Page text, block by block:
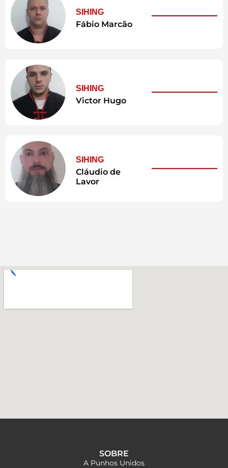
SIHING
Fábio Marcão
SIHING
Victor Hugo
SIHING
Cláudio de
Lavor
SOBRE
A Punhos Unidos